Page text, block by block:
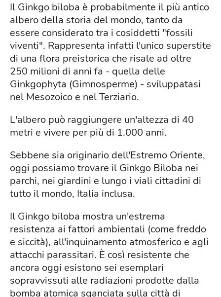
Il Ginkgo biloba è probabilmente il più antico
albero della storia del mondo, tanto da
essere considerato tra i cosiddetti "fossili
viventi". Rappresenta infatti l'unico superstite
di una flora preistorica che risale ad oltre
250 milioni di anni fa - quella delle
Ginkgophyta (Gimnosperme) - sviluppatasi
nel Mesozoico e nel Terziario.
L'albero può raggiungere un'altezza di 40
metri e vivere per più di 1.000 anni.
Sebbene sia originario dell'Estremo Oriente,
oggi possiamo trovare il Ginkgo Biloba nei
parchi, nei giardini e lungo i viali cittadini di
tutto il mondo, Italia inclusa.
Il Ginkgo biloba mostra un'estrema
resistenza ai fattori ambientali (come freddo
e siccità), all'inquinamento atmosferico e agli
attacchi parassitari. È così resistente che
ancora oggi esistono sei esemplari
sopravvissuti alle radiazioni prodotte dalla
bomba atomica sganciata sulla città di